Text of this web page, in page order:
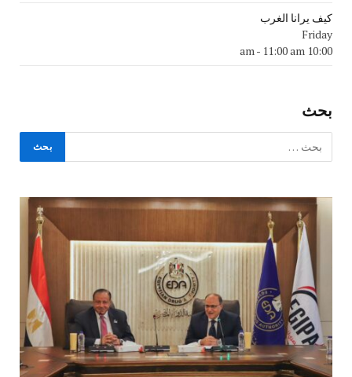
كيف يرانا الغرب
Friday
10:00 am
- 11:00 am
بحث